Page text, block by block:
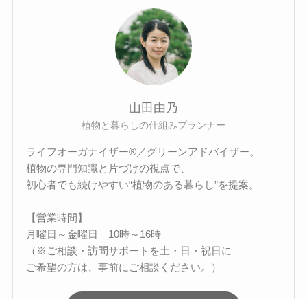
山田由乃
植物と暮らしの仕組みプランナー
ライフオーガナイザー®／グリーンアドバイザー。
植物の専門知識と片づけの視点で、
初心者でも続けやすい“植物のある暮らし”を提案。
【営業時間】
月曜日～金曜日 10時～16時
（※ご相談・訪問サポートを土・日・祝日に
ご希望の方は、事前にご相談ください。）